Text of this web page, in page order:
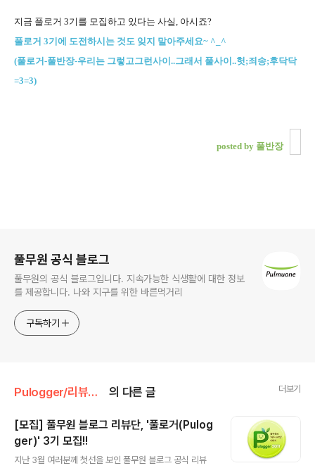
지금 풀로거 3기를 모집하고 있다는 사실, 아시죠?
풀로거 3기에 도전하시는 것도 잊지 말아주세요~ ^_^
(풀로거-풀반장-우리는 그렇고그런사이..그래서 풀사이..헛;죄송;후닥닥
=3=3)
posted by 풀반장
풀무원 공식 블로그
풀무원의 공식 블로그입니다. 지속가능한 식생활에 대한 정보
를 제공합니다. 나와 지구를 위한 바른먹거리
구독하기
Pulogger/리뷰단 [풀로거] 공지 의 다른 글 더보기
[모집] 풀무원 블로그 리뷰단, '풀로거(Pulog
ger)' 3기 모집!!
지난 3월 여러분께 첫선을 보인 풀무원 블로그 공식 리뷰